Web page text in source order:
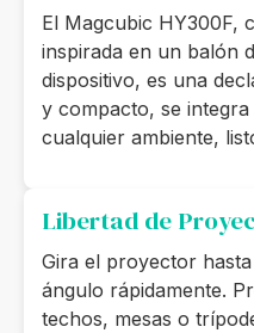
El Magcubic HY300F,
inspirada en un balón
dispositivo, es una
y compacto, se
cualquier ambiente,
Libertad de
Gira el proyector
ángulo rápidamente.
techos, mesas o